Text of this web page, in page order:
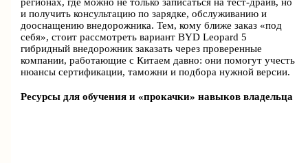
и получить консультацию по зарядке, обслуживанию и
дооснащению внедорожника. Тем, кому ближе заказ «под
себя», стоит рассмотреть вариант BYD Leopard 5
гибридный внедорожник заказать через проверенные
компании, работающие с Китаем давно: они помогут учесть
нюансы сертификации, таможни и подбора нужной версии.
Ресурсы для обучения и «прокачки» навыков владельца